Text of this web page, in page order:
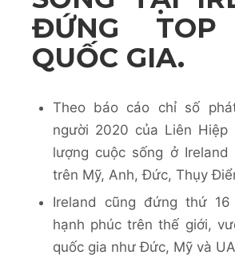
ĐỨNG TOP
QUỐC GIA.
Theo báo cáo chỉ số
người 2020 của Liên Hiệp
lượng cuộc sống ở
trên Mỹ, Anh, Đức, Thụy
Ireland cũng đứng thứ
hạnh phúc trên thế giới,
quốc gia như Đức, Mỹ và